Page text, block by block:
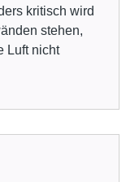
kritisch wird
stehen,
Luft nicht